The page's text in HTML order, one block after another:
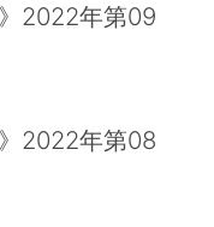
2022年第09
2022年第08